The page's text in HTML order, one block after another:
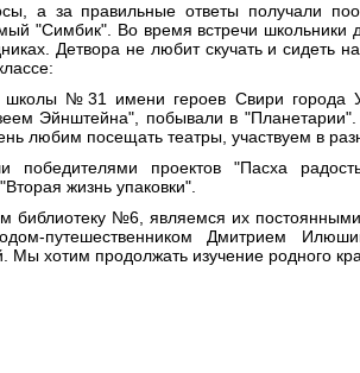
а за правильные ответы получали
"Симбик". Во время встречи школьники
Детвора не любит скучать и сидеть
№31 имени героев Свири города
Эйнштейна", побывали в
любим посещать театры, участвуем в
победителями проектов "Пасха
жизнь упаковки".
библиотеку №6, являемся их
путешественником Дмитрием
Мы хотим продолжать изучение родного